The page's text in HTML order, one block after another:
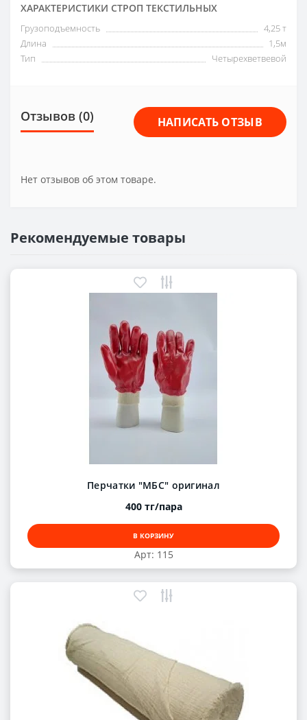
ХАРАКТЕРИСТИКИ СТРОП ТЕКСТИЛЬНЫХ
Грузоподъемность
4,25 т
Длина
1,5м
Тип
Четырехветвевой
Отзывов (0) НАПИСАТЬ ОТЗЫВ
Нет отзывов об этом товаре.
Рекомендуемые товары
Арт: 115
Перчатки "МБС" оригинал
400 тг/пара
В КОРЗИНУ